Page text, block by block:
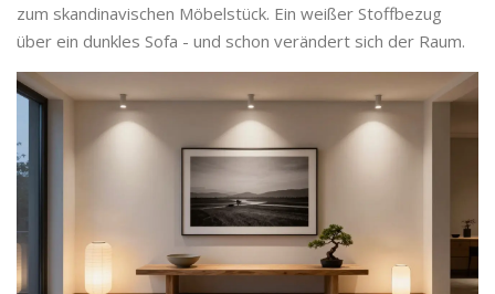
zum skandinavischen Möbelstück. Ein weißer Stoffbezug
über ein dunkles Sofa - und schon verändert sich der Raum.